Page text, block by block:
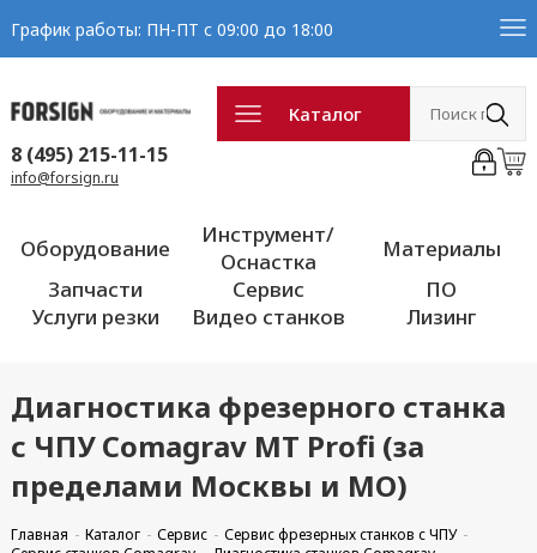
График работы: ПН-ПТ с 09:00 до 18:00
Каталог
8 (495) 215-11-15
info@forsign.ru
Оборудование
Инструмент/
Оснастка
Материалы
Запчасти
Сервис
ПО
Услуги резки
Видео станков Лизинг
Диагностика фрезерного станка
с ЧПУ Comagrav MT Profi (за
пределами Москвы и МО)
Главная Каталог Сервис
Сервис фрезерных станков с ЧПУ